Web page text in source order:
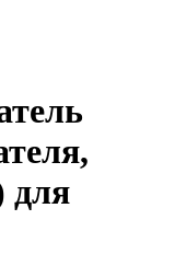
для